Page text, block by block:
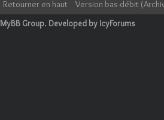
Retourner en haut
Version bas-débit
MyBB Group. Developed by IcyForums